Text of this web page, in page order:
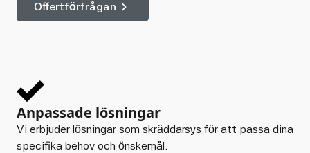
Offertförfrågan
Anpassade lösningar
Vi erbjuder lösningar som skräddarsys för att passa dina
specifika behov och önskemål.